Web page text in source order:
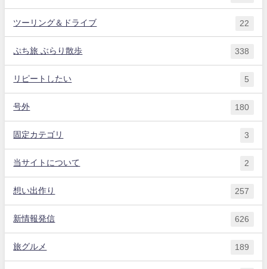
ツーリング＆ドライブ 22
ぷち旅 ぶらり散歩 338
リピートしたい 5
号外 180
固定カテゴリ 3
当サイトについて 2
想い出作り 257
新情報発信 626
旅グルメ 189